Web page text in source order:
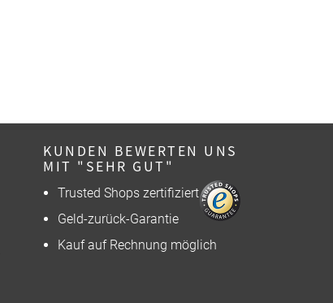
KUNDEN BEWERTEN UNS
MIT "SEHR GUT"
Trusted Shops zertifiziert
Geld-zurück-Garantie
Kauf auf Rechnung möglich